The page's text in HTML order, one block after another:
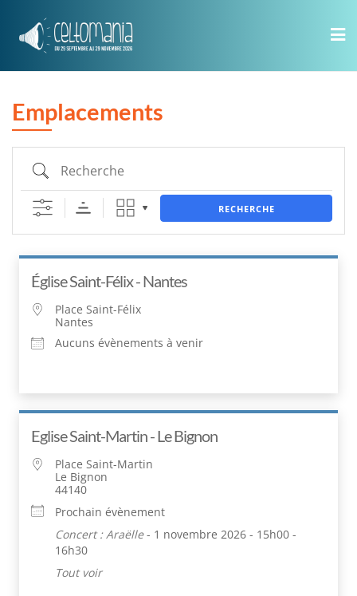
content
Emplacements
Recherche
RECHERCHE
Église Saint-Félix - Nantes
Place Saint-Félix
Nantes
Aucuns évènements à venir
Eglise Saint-Martin - Le Bignon
Place Saint-Martin
Le Bignon
44140
Prochain évènement
Concert : Araëlle- 1 novembre 2026 - 15h00 -
16h30
Tout voir